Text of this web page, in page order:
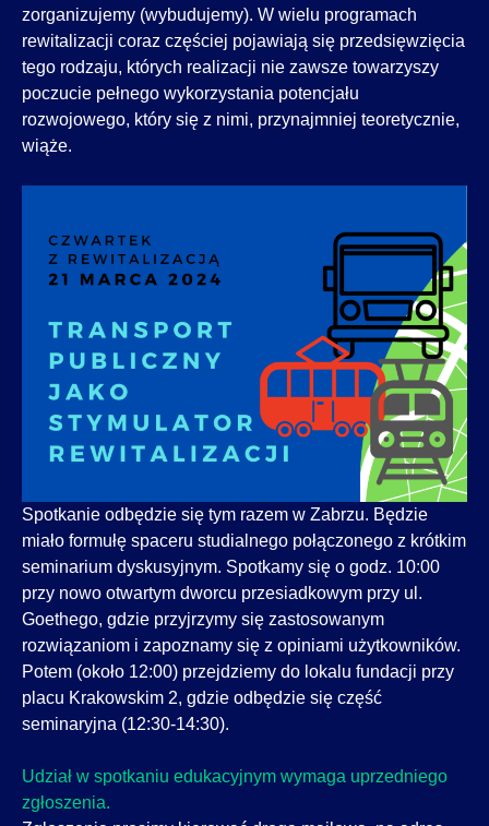
zorganizujemy (wybudujemy). W wielu programach
rewitalizacji coraz częściej pojawiają się przedsięwzięcia
tego rodzaju, których realizacji nie zawsze towarzyszy
poczucie pełnego wykorzystania potencjału
rozwojowego, który się z nimi, przynajmniej teoretycznie,
wiąże.
Spotkanie odbędzie się tym razem w Zabrzu. Będzie
miało formułę spaceru studialnego połączonego z krótkim
seminarium dyskusyjnym. Spotkamy się o godz. 10:00
przy nowo otwartym dworcu przesiadkowym przy ul.
Goethego, gdzie przyjrzymy się zastosowanym
rozwiązaniom i zapoznamy się z opiniami użytkowników.
Potem (około 12:00) przejdziemy do lokalu fundacji przy
placu Krakowskim 2, gdzie odbędzie się część
seminaryjna (12:30-14:30).
Udział w spotkaniu edukacyjnym wymaga uprzedniego
zgłoszenia.